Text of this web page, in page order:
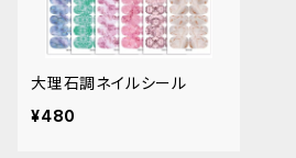
大理石調ネイルシール
¥480